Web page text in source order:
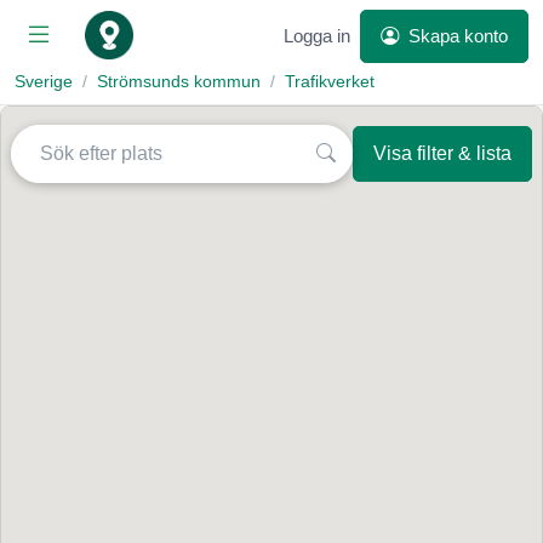
Logga in Skapa konto
Sverige Strömsunds kommun Trafikverket
Visa filter & lista